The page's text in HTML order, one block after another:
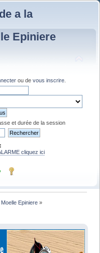
a la
Epiniere
ou de vous inscrire
et durée de la session
cliquez ici
Epiniere »